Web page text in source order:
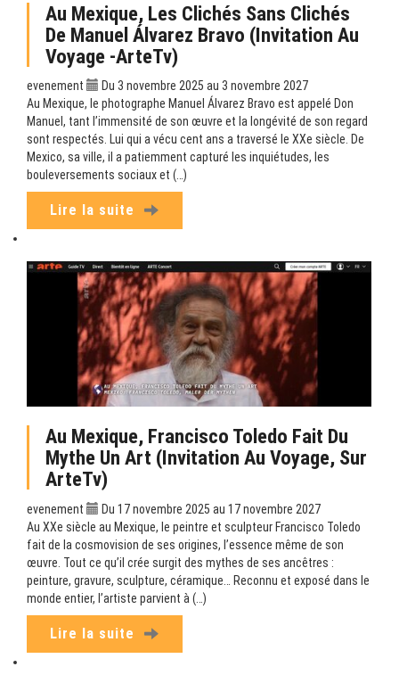
Au Mexique, Les Clichés Sans Clichés
De Manuel Álvarez Bravo (Invitation Au
Voyage -ArteTv)
evenement
Du 3 novembre 2025 au 3 novembre 2027
Au Mexique, le photographe Manuel Álvarez Bravo est appelé Don
Manuel, tant l’immensité de son œuvre et la longévité de son regard
sont respectés. Lui qui a vécu cent ans a traversé le XXe siècle. De
Mexico, sa ville, il a patiemment capturé les inquiétudes, les
bouleversements sociaux et (…)
Lire la suite
Au Mexique, Francisco Toledo Fait Du
Mythe Un Art (Invitation Au Voyage, Sur
ArteTv)
evenement
Du 17 novembre 2025 au 17 novembre 2027
Au XXe siècle au Mexique, le peintre et sculpteur Francisco Toledo
fait de la cosmovision de ses origines, l’essence même de son
œuvre. Tout ce qu’il crée surgit des mythes de ses ancêtres :
peinture, gravure, sculpture, céramique… Reconnu et exposé dans le
monde entier, l’artiste parvient à (…)
Lire la suite